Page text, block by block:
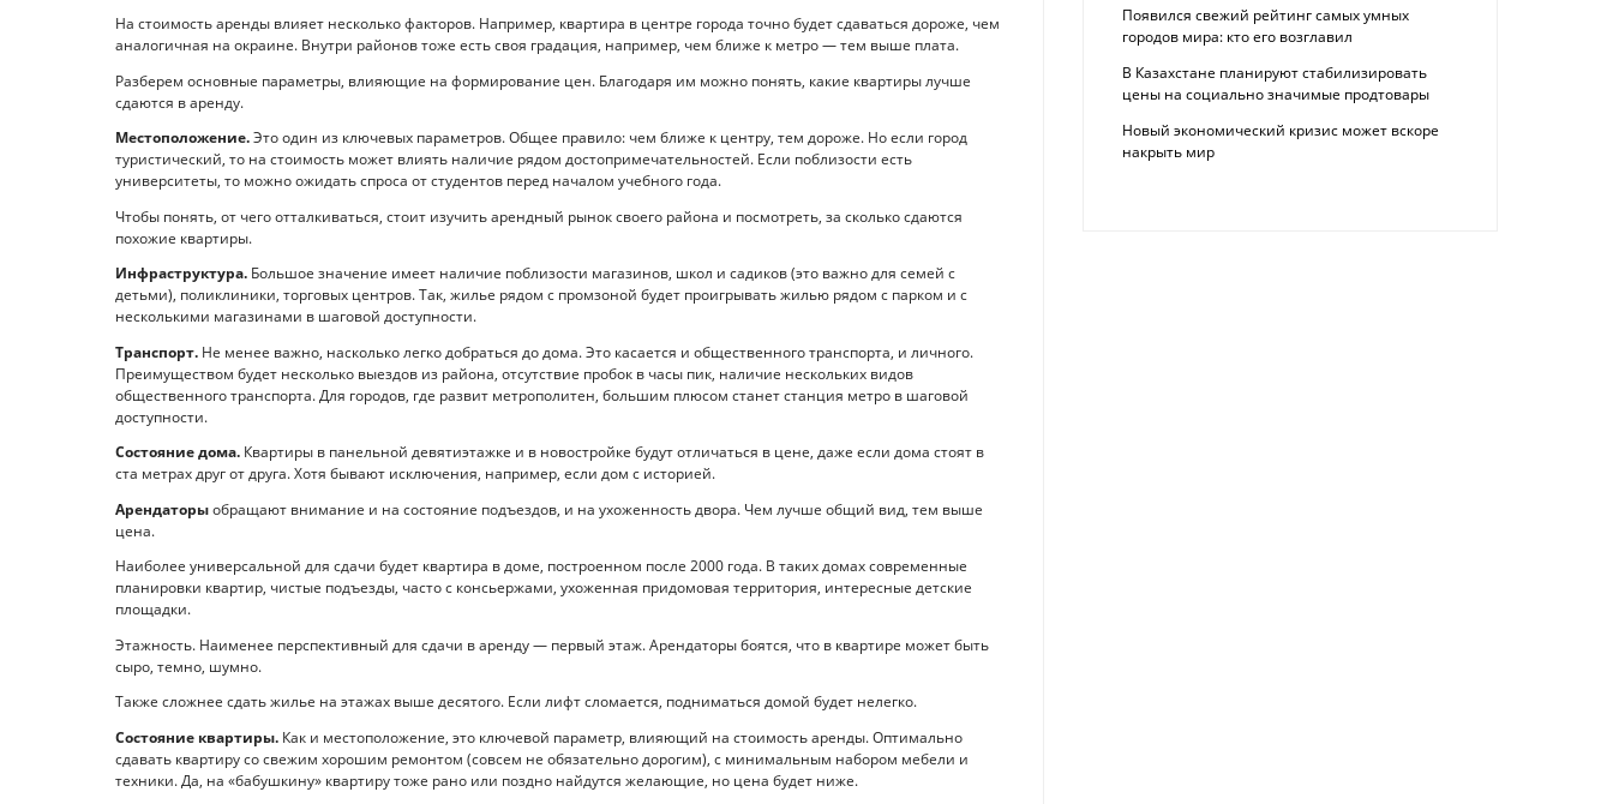
На стоимость аренды влияет несколько факторов. Например, квартира в центре города точно будет сдаваться дороже, чем
аналогичная на окраине. Внутри районов тоже есть своя градация, например, чем ближе к метро — тем выше плата.
Разберем основные параметры, влияющие на формирование цен. Благодаря им можно понять, какие квартиры лучше
сдаются в аренду.
Местоположение.Это один из ключевых параметров. Общее правило: чем ближе к центру, тем дороже. Но если город
туристический, то на стоимость может влиять наличие рядом достопримечательностей. Если поблизости есть
университеты, то можно ожидать спроса от студентов перед началом учебного года.
Чтобы понять, от чего отталкиваться, стоит изучить арендный рынок своего района и посмотреть, за сколько сдаются
похожие квартиры.
Инфраструктура. Большое значение имеет наличие поблизости магазинов, школ и садиков (это важно для семей с
детьми), поликлиники, торговых центров. Так, жилье рядом с промзоной будет проигрывать жилью рядом с парком и с
несколькими магазинами в шаговой доступности.
Транспорт. Не менее важно, насколько легко добраться до дома. Это касается и общественного транспорта, и личного.
Преимуществом будет несколько выездов из района, отсутствие пробок в часы пик, наличие нескольких видов
общественного транспорта. Для городов, где развит метрополитен, большим плюсом станет станция метро в шаговой
доступности.
Состояние дома. Квартиры в панельной девятиэтажке и в новостройке будут отличаться в цене, даже если дома стоят в
ста метрах друг от друга. Хотя бывают исключения, например, если дом с историей.
Арендаторыобращают внимание и на состояние подъездов, и на ухоженность двора. Чем лучше общий вид, тем выше
цена.
Наиболее универсальной для сдачи будет квартира в доме, построенном после 2000 года. В таких домах современные
планировки квартир, чистые подъезды, часто с консьержами, ухоженная придомовая территория, интересные детские
площадки.
Этажность. Наименее перспективный для сдачи в аренду — первый этаж. Арендаторы боятся, что в квартире может быть
сыро, темно, шумно.
Также сложнее сдать жилье на этажах выше десятого. Если лифт сломается, подниматься домой будет нелегко.
Состояние квартиры. Как и местоположение, это ключевой параметр, влияющий на стоимость аренды. Оптимально
сдавать квартиру со свежим хорошим ремонтом (совсем не обязательно дорогим), с минимальным набором мебели и
техники. Да, на «бабушкину» квартиру тоже рано или поздно найдутся желающие, но цена будет ниже.
Появился свежий рейтинг самых умных
городов мира: кто его возглавил
В Казахстане планируют стабилизировать
цены на социально значимые продтовары
Новый экономический кризис может вскоре
накрыть мир